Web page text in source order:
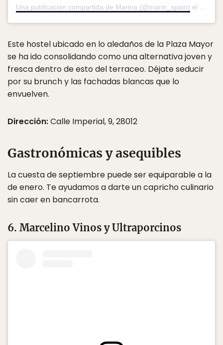
Una publicación compartida de Marina (@marin_spain) el
Este hostel ubicado en lo aledaños de la Plaza Mayor
se ha ido consolidando como una alternativa joven y
fresca dentro de esto del terraceo. Déjate seducir
por su brunch y las fachadas blancas que lo
envuelven.
Dirección:Calle Imperial, 9, 28012
Gastronómicas y asequibles
La cuesta de septiembre puede ser equiparable a la
de enero. Te ayudamos a darte un capricho culinario
sin caer en bancarrota.
6. Marcelino Vinos y Ultraporcinos